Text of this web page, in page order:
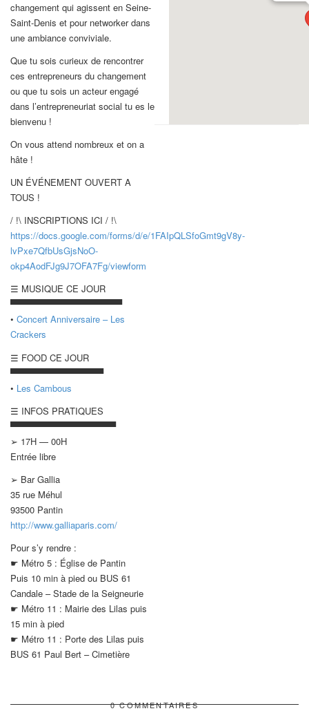
changement qui agissent en Seine-
Saint-Denis et pour networker dans
une ambiance conviviale.
Que tu sois curieux de rencontrer
ces entrepreneurs du changement
ou que tu sois un acteur engagé
dans l’entrepreneuriat social tu es le
bienvenu !
On vous attend nombreux et on a
hâte !
UN ÉVÉNEMENT OUVERT A
TOUS !
/ !\ INSCRIPTIONS ICI / !\
https://docs.google.com/forms/d/e/1FAIpQLSfoGmt9gV8y-
lvPxe7QfbUsGjsNoO-
okp4AodFJg9J7OFA7Fg/viewform
☰ MUSIQUE CE JOUR
▀▀▀▀▀▀▀▀▀▀▀▀▀▀▀▀▀▀
• Concert Anniversaire – Les
Crackers
☰ FOOD CE JOUR
▀▀▀▀▀▀▀▀▀▀▀▀▀▀▀
• Les Cambous
☰ INFOS PRATIQUES
▀▀▀▀▀▀▀▀▀▀▀▀▀▀▀▀▀
➢ 17H — 00H
Entrée libre
➢ Bar Gallia
35 rue Méhul
93500 Pantin
http://www.galliaparis.com/
Pour s’y rendre :
☛ Métro 5 : Église de Pantin
Puis 10 min à pied ou BUS 61
Candale – Stade de la Seigneurie
☛ Métro 11 : Mairie des Lilas puis
15 min à pied
☛ Métro 11 : Porte des Lilas puis
BUS 61 Paul Bert – Cimetière
0 COMMENTAIRES